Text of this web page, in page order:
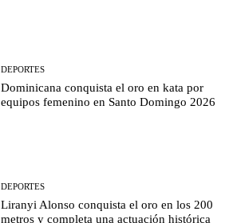
DEPORTES
Dominicana conquista el oro en kata por
equipos femenino en Santo Domingo 2026
DEPORTES
Liranyi Alonso conquista el oro en los 200
metros y completa una actuación histórica